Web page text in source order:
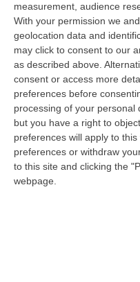
measurement, audience
With your permission we
geolocation data and
may click to consent to our
as described above.
consent or access more
preferences before
processing of your personal
but you have a right to
preferences will apply to
preferences or withdraw
to this site and clicking the
webpage.
articolo del
futuro della
Mediterraneo. «E
determinato da
infrastrutturali –
neopresidente
portuale dei Mari
-. L’obiettivo è la
sostenibilità